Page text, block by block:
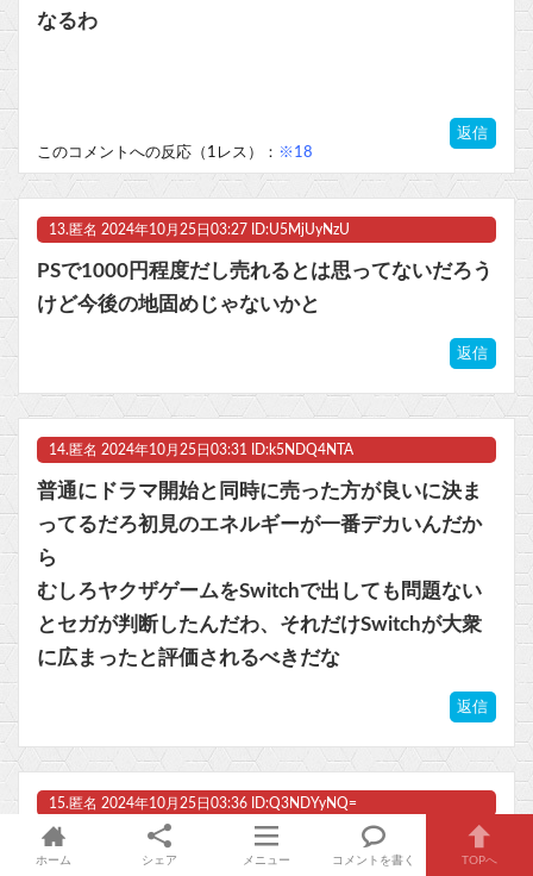
なるわ
返信
このコメントへの反応（1レス）： ※18
13. 匿名 2024年10月25日03:27 ID:U5MjUyNzU
PSで1000円程度だし売れるとは思ってないだろう
けど今後の地固めじゃないかと
返信
14. 匿名 2024年10月25日03:31 ID:k5NDQ4NTA
普通にドラマ開始と同時に売った方が良いに決ま
ってるだろ初見のエネルギーが一番デカいんだか
ら
むしろヤクザゲームをSwitchで出しても問題ない
とセガが判断したんだわ、それだけSwitchが大衆
に広まったと評価されるべきだな
返信
15. 匿名 2024年10月25日03:36 ID:Q3NDYyNQ=
現在マリジャン1位、ロマサガ2R 2位、ハーフプラ
ホーム シェア メニュー コメントを書く TOPへ